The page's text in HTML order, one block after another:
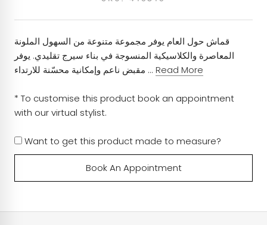
الموسم - طوال العام
العلامة التجارية - هولاند وشيري
العناية بالملابس - تنظيف جاف فقط
الوزن - 280 جم
قماش حول العام يوفر مجموعة متنوعة من السهول الملونة
المعاصرة والكلاسيكية المنسوجة في بناء سيرج تقليدي. يوفر
مقبض ناعم وإمكانية محسّنة للارتداء ... Read More
* To customise this product book an appointment
with our virtual stylist.
Want to get this product made to measure?
Book An Appointment